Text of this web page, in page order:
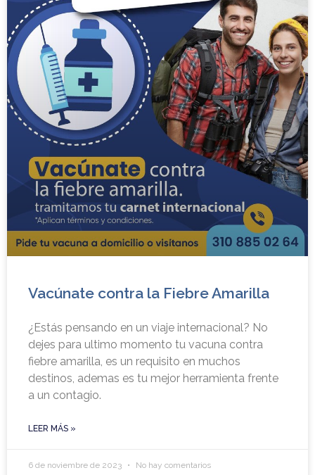
Vacúnate contra la Fiebre Amarilla
¿Estás pensando en un viaje internacional? No
dejes para ultimo momento tu vacuna contra
fiebre amarilla, es un requisito en muchos
destinos, ademas es tu mejor herramienta frente
a un contagio.
LEER MÁS »
6 de noviembre de 2023 No hay comentarios